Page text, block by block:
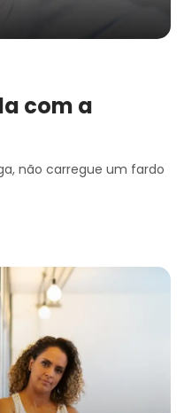
com a
não carregue um fardo